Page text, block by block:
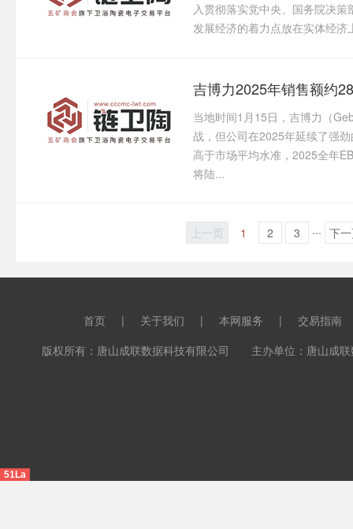
入贯彻落实党中央、国务院决
发展经济的着力点放在实体经济
吉博力2025年销售额约
当地时间1月15日，吉博力（
战，但公司在2025年延续了强
高于市场平均水准，2025全年
将陆...
上一页 1 2 3 ... 下
首页 | 关于我们 | 本网服务 |
交易指南
版权所有：唐山成联数据科技有限公司 主办单位：唐山成
51La